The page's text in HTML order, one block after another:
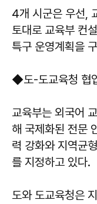
4개 시군은 우선,
토대로 교육부 컨
특구 운영계획을
◆도-도교육청 협
교육부는 외국어
해 국제화된 전문
력 강화와 지역균
를 지정하고 있다.
도와 도교육청은